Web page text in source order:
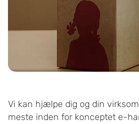
Vi kan hjælpe dig og din
meste inden for konceptet e-